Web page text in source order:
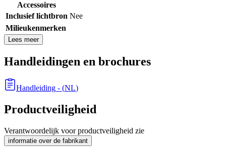
Accessoires
Inclusief lichtbron Nee
Milieukenmerken
Lees meer
Handleidingen en brochures
Handleiding - (NL)
Productveiligheid
Verantwoordelijk voor productveiligheid zie
informatie over de fabrikant